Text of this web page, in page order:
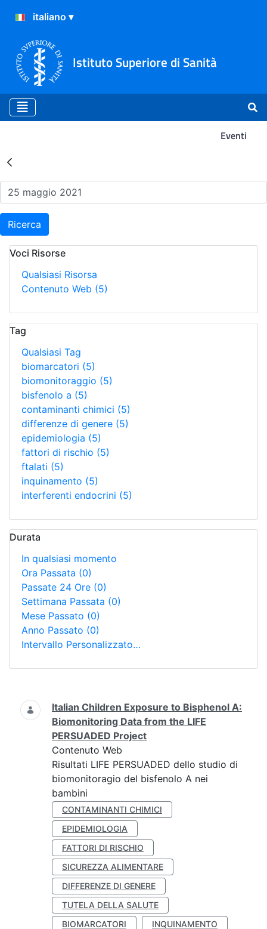
Istituto Superiore di Sanità
Eventi
Risultati della Ricerca -
Ricerca
Voci Risorse
Qualsiasi Risorsa
Contenuto Web (5)
Tag
Qualsiasi Tag
biomarcatori (5)
biomonitoraggio (5)
bisfenolo a (5)
contaminanti chimici (5)
differenze di genere (5)
epidemiologia (5)
fattori di rischio (5)
ftalati (5)
inquinamento (5)
interferenti endocrini (5)
Durata
In qualsiasi momento
Ora Passata (0)
Passate 24 Ore (0)
Settimana Passata (0)
Mese Passato (0)
Anno Passato (0)
Intervallo Personalizzato…
Ricerca
Italian Children Exposure to Bisphenol A:
Biomonitoring Data from the LIFE
PERSUADED Project
Contenuto Web
Risultati LIFE PERSUADED dello studio di
biomonitoragio del bisfenolo A nei
bambini
CONTAMINANTI CHIMICI
EPIDEMIOLOGIA
FATTORI DI RISCHIO
SICUREZZA ALIMENTARE
DIFFERENZE DI GENERE
TUTELA DELLA SALUTE
BIOMARCATORI
INQUINAMENTO